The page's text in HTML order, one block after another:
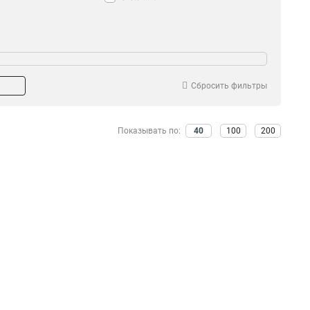
27 да 3
Сбросить фильтры
Показывать по: 40 100 200